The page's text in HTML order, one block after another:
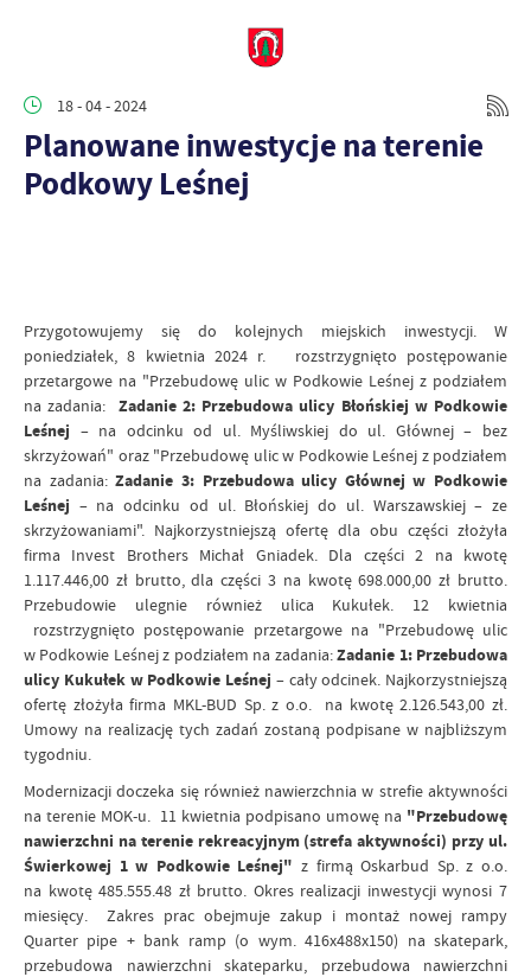
18 - 04 - 2024
Planowane inwestycje na terenie
Podkowy Leśnej
Przygotowujemy się do kolejnych miejskich inwestycji. W
poniedziałek, 8 kwietnia 2024 r. rozstrzygnięto postępowanie
przetargowe na "Przebudowę ulic w Podkowie Leśnej z podziałem
na zadania: Zadanie 2: Przebudowa ulicy Błońskiej w Podkowie
Leśnej – na odcinku od ul. Myśliwskiej do ul. Głównej – bez
skrzyżowań" oraz "Przebudowę ulic w Podkowie Leśnej z podziałem
na zadania:Zadanie 3: Przebudowa ulicy Głównej w Podkowie
Leśnej – na odcinku od ul. Błońskiej do ul. Warszawskiej – ze
skrzyżowaniami". Najkorzystniejszą ofertę dla obu części złożyła
firma Invest Brothers Michał Gniadek. Dla części 2 na kwotę
1.117.446,00 zł brutto, dla części 3 na kwotę 698.000,00 zł brutto.
Przebudowie ulegnie również ulica Kukułek. 12 kwietnia
rozstrzygnięto postępowanie przetargowe na "Przebudowę ulic
w Podkowie Leśnej z podziałem na zadania:Zadanie 1: Przebudowa
ulicy Kukułek w Podkowie Leśnej – cały odcinek. Najkorzystniejszą
ofertę złożyła firma MKL-BUD Sp. z o.o. na kwotę 2.126.543,00 zł.
Umowy na realizację tych zadań zostaną podpisane w najbliższym
tygodniu.
Modernizacji doczeka się również nawierzchnia w strefie aktywności
na terenie MOK-u. 11 kwietnia podpisano umowę na "Przebudowę
nawierzchni na terenie rekreacyjnym (strefa aktywności) przy ul.
Świerkowej 1 w Podkowie Leśnej" z firmą Oskarbud Sp. z o.o.
na kwotę 485.555.48 zł brutto. Okres realizacji inwestycji wynosi 7
miesięcy. Zakres prac obejmuje zakup i montaż nowej rampy
Quarter pipe + bank ramp (o wym. 416x488x150) na skatepark,
przebudowa nawierzchni skateparku, przebudowa nawierzchni